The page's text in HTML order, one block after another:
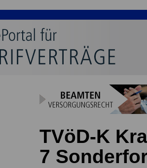
TVöD-K
7